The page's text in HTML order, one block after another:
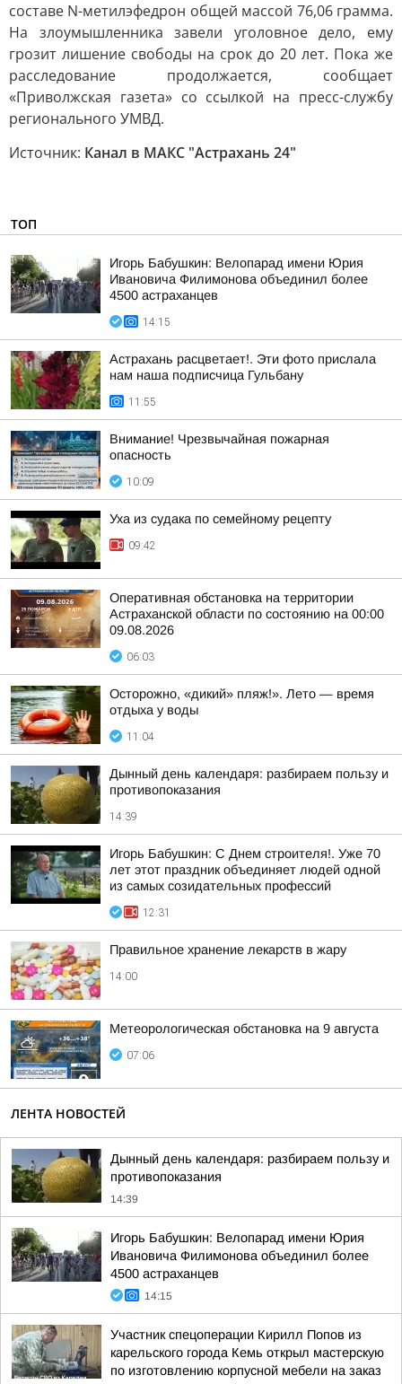
составе N-метилэфедрон общей массой 76,06 грамма.
На злоумышленника завели уголовное дело, ему
грозит лишение свободы на срок до 20 лет. Пока же
расследование продолжается, сообщает
«Приволжская газета» со ссылкой на пресс-службу
регионального УМВД.
Источник: Канал в МАКС "Астрахань 24"
ТОП
Игорь Бабушкин: Велопарад имени Юрия
Ивановича Филимонова объединил более
4500 астраханцев
14:15
Астрахань расцветает!. Эти фото прислала
нам наша подписчица Гульбану
11:55
Внимание! Чрезвычайная пожарная
опасность
10:09
Уха из судака по семейному рецепту
09:42
Оперативная обстановка на территории
Астраханской области по состоянию на 00:00
09.08.2026
06:03
Осторожно, «дикий» пляж!». Лето — время
отдыха у воды
11:04
Дынный день календаря: разбираем пользу и
противопоказания
14:39
Игорь Бабушкин: С Днем строителя!. Уже 70
лет этот праздник объединяет людей одной
из самых созидательных профессий
12:31
Правильное хранение лекарств в жару
14:00
Метеорологическая обстановка на 9 августа
07:06
ЛЕНТА НОВОСТЕЙ
Дынный день календаря: разбираем пользу и
противопоказания
14:39
Игорь Бабушкин: Велопарад имени Юрия
Ивановича Филимонова объединил более
4500 астраханцев
14:15
Участник спецоперации Кирилл Попов из
карельского города Кемь открыл мастерскую
по изготовлению корпусной мебели на заказ